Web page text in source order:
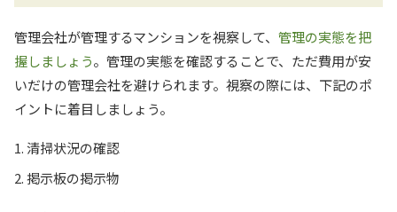
管理会社が管理するマンションを視察して、 管理の実態を把
握しましょう。管理の実態を確認することで、ただ費用が安
いだけの管理会社を避けられます。視察の際には、下記のポ
イントに着目しましょう。
清掃状況の確認
掲示板の掲示物